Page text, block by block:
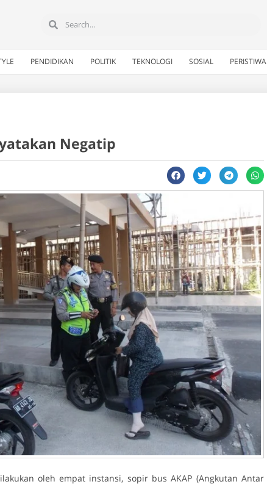
PENDIDIKAN POLITIK TEKNOLOGI SOSIAL PERISTIWA
Negatip
oleh empat instansi, sopir bus AKAP (Angkutan Antar